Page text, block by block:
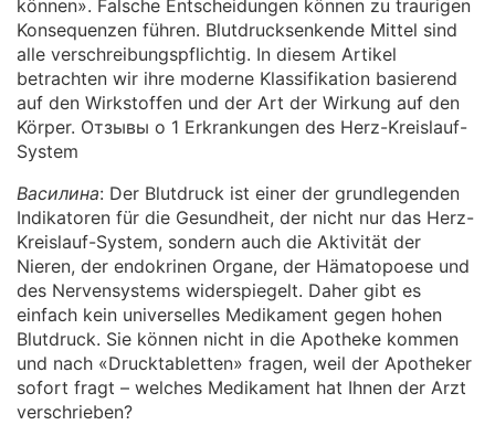
können». Falsche Entscheidungen können zu traurigen
Konsequenzen führen. Blutdrucksenkende Mittel sind
alle verschreibungspflichtig. In diesem Artikel
betrachten wir ihre moderne Klassifikation basierend
auf den Wirkstoffen und der Art der Wirkung auf den
Körper. Отзывы о 1 Erkrankungen des Herz-Kreislauf-
System
Василина: Der Blutdruck ist einer der grundlegenden
Indikatoren für die Gesundheit, der nicht nur das Herz-
Kreislauf-System, sondern auch die Aktivität der
Nieren, der endokrinen Organe, der Hämatopoese und
des Nervensystems widerspiegelt. Daher gibt es
einfach kein universelles Medikament gegen hohen
Blutdruck. Sie können nicht in die Apotheke kommen
und nach «Drucktabletten» fragen, weil der Apotheker
sofort fragt – welches Medikament hat Ihnen der Arzt
verschrieben?